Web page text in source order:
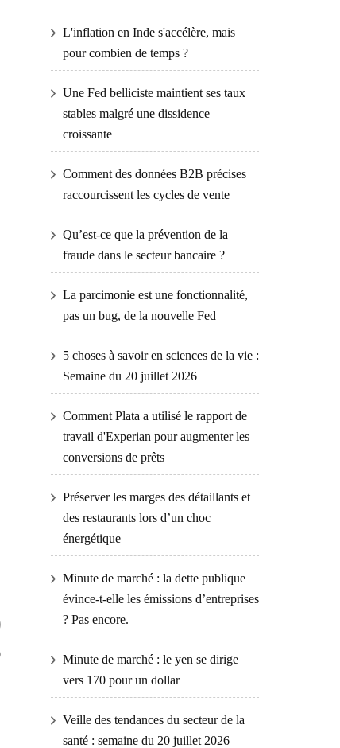
L'inflation en Inde s'accélère, mais
pour combien de temps ?
Une Fed belliciste maintient ses taux
stables malgré une dissidence
croissante
Comment des données B2B précises
raccourcissent les cycles de vente
Qu’est-ce que la prévention de la
fraude dans le secteur bancaire ?
La parcimonie est une fonctionnalité,
pas un bug, de la nouvelle Fed
5 choses à savoir en sciences de la vie :
Semaine du 20 juillet 2026
Comment Plata a utilisé le rapport de
travail d'Experian pour augmenter les
conversions de prêts
Préserver les marges des détaillants et
des restaurants lors d’un choc
énergétique
Minute de marché : la dette publique
évince-t-elle les émissions d’entreprises
? Pas encore.
Minute de marché : le yen se dirige
vers 170 pour un dollar
Veille des tendances du secteur de la
santé : semaine du 20 juillet 2026